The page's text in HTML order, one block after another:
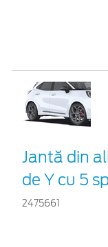
Jantă din
de Y cu 5
2475661